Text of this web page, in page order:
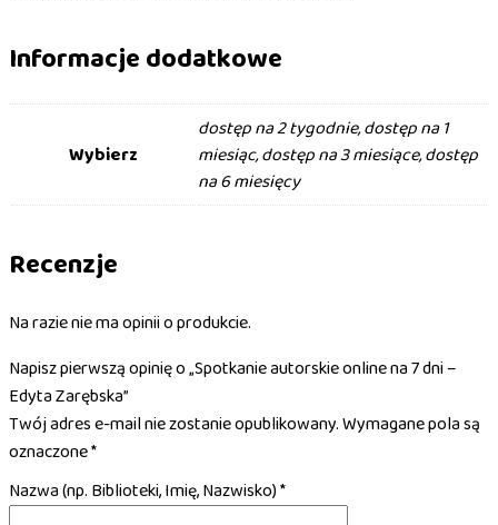
Informacje dodatkowe
Wybierz
dostęp na 2 tygodnie, dostęp na 1
miesiąc, dostęp na 3 miesiące, dostęp
na 6 miesięcy
Recenzje
Na razie nie ma opinii o produkcie.
Napisz pierwszą opinię o „Spotkanie autorskie online na 7 dni –
Edyta Zarębska”
Twój adres e-mail nie zostanie opublikowany.Wymagane pola są
oznaczone*
Nazwa (np. Biblioteki, Imię, Nazwisko)*